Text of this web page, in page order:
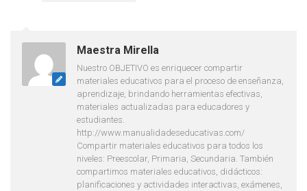
Maestra Mirella
Nuestro OBJETIVO es enriquecer compartir
materiales educativos para el proceso de enseñanza,
aprendizaje, brindando herramientas efectivas,
materiales actualizadas para educadores y
estudiantes.
http://www.manualidadeseducativas.com/
Compartir materiales educativos para todos los
niveles: Preescolar, Primaria, Secundaria. También
compartimos materiales educativos, didácticos:
planificaciones y actividades interactivas, exámenes,